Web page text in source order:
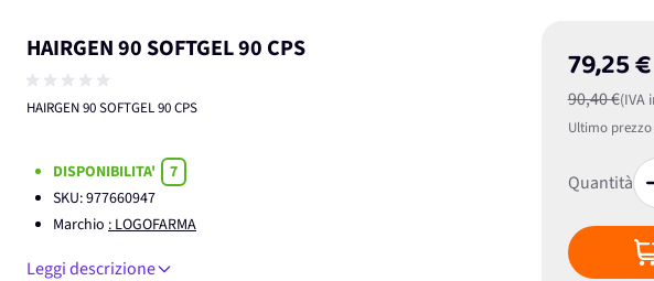
HAIRGEN 90 SOFTGEL 90 CPS
HAIRGEN 90 SOFTGEL 90 CPS
79,25 €
90,40 €(IVA
Ultimo
Quantità
DISPONIBILITA'
7
SKU:977660947
Marchio : LOGOFARMA
Leggi descrizione